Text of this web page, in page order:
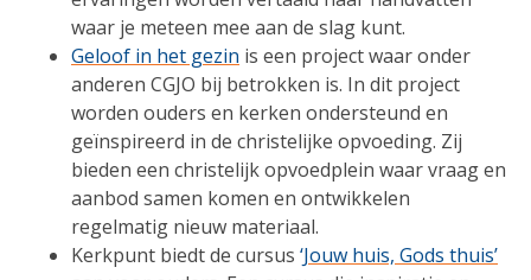
waar je meteen mee aan de slag kunt.
Geloof in het gezin is een project waar onder
anderen CGJO bij betrokken is. In dit project
worden ouders en kerken ondersteund en
geïnspireerd in de christelijke opvoeding. Zij
bieden een christelijk opvoedplein waar vraag en
aanbod samen komen en ontwikkelen
regelmatig nieuw materiaal.
Kerkpunt biedt de cursus ‘Jouw huis, Gods thuis’